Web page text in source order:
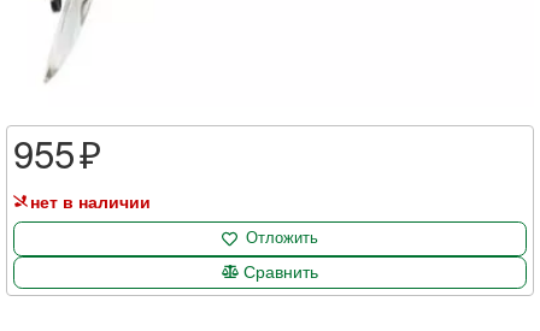
955
нет в наличии
Отложить
Сравнить